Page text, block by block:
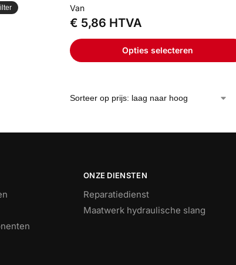
Van
€ 5,86 HTVA
Opties selecteren
ONZE DIENSTEN
Reparatiedienst
Maatwerk hydraulische slang